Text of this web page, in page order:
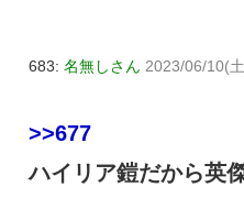
683: 名無しさん 2023/06/10(
>>677
ハイリア鎧だから英